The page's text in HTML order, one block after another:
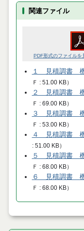
関連ファイル
PDF形式のファイル
１ 見積調書 機
Ｆ
51.00 KB）
２ 見積調書 機
Ｆ
69.00 KB）
３ 見積調書 機
Ｆ
53.00 KB）
４ 見積調書 機
51.00 KB）
５ 見積調書 機
Ｆ
68.00 KB）
６ 見積調書 機
Ｆ
68.00 KB）